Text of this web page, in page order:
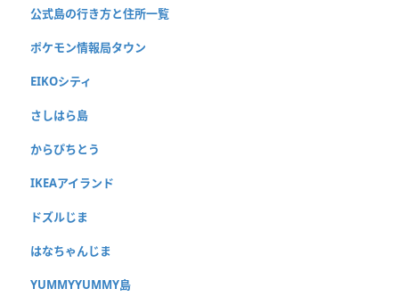
公式島の行き方と住所一覧
ポケモン情報局タウン
EIKOシティ
さしはら島
からぴちとう
IKEAアイランド
ドズルじま
はなちゃんじま
YUMMYYUMMY島